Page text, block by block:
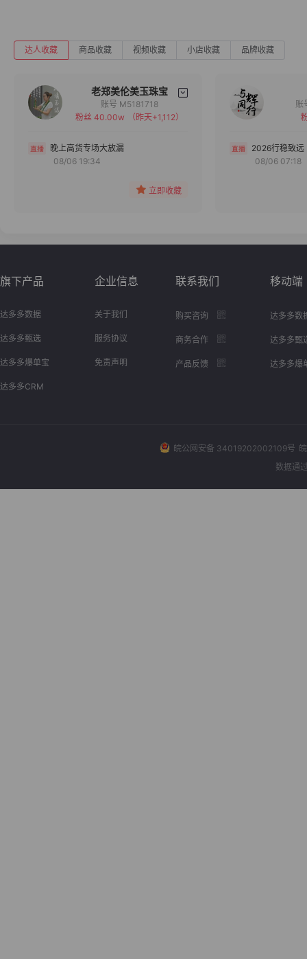
达人收藏 商品收藏 视频收藏 小店收藏 品牌收藏
老郑美伦美玉珠宝
备注
分组
账号 M5181718
粉丝 40.00w
（昨天+1,112）
晚上高货专场大放漏
08/06 19:34
立即收藏
2026行稳致远
08/06 07:18
旗下产品
达多多数据
达多多甄选
达多多爆单宝
达多多CRM
企业信息
关于我们
服务协议
免责声明
联系我们
购买咨询
商务合作
产品反馈
移动端
达多多数
达多多甄
达多多爆
皖公网安备 34019202002109号
数据通